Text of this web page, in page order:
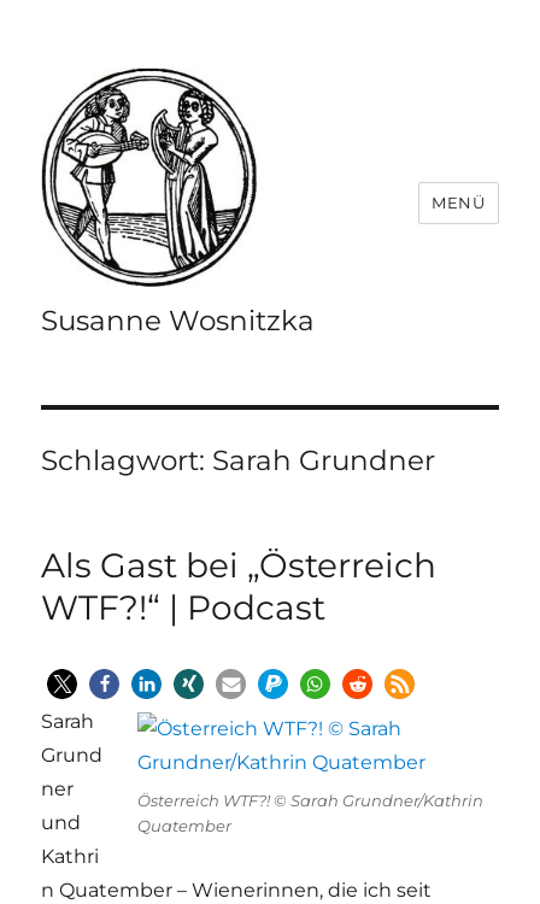
Susanne Wosnitzka
MENÜ
Schlagwort: Sarah Grundner
Als Gast bei „Österreich
WTF?!“ | Podcast
Österreich WTF?! © Sarah Grundner/Kathrin
Quatember
Sarah
Grund
ner
und
Kathri
n Quatember – Wienerinnen, die ich seit